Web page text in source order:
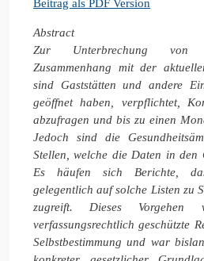
Beitrag als PDF Version
Abstract
Zur Unterbrechung von
Zusammenhang mit der
sind Gaststätten und andere
geöffnet haben, verpflichtet,
abzufragen und bis zu einen
Jedoch sind die
Stellen, welche die Daten in den
Es häufen sich Berichte,
gelegentlich auf solche Listen zu
zugreift. Dieses Vorgehen
verfassungsrechtlich geschützte
Selbstbestimmung und war